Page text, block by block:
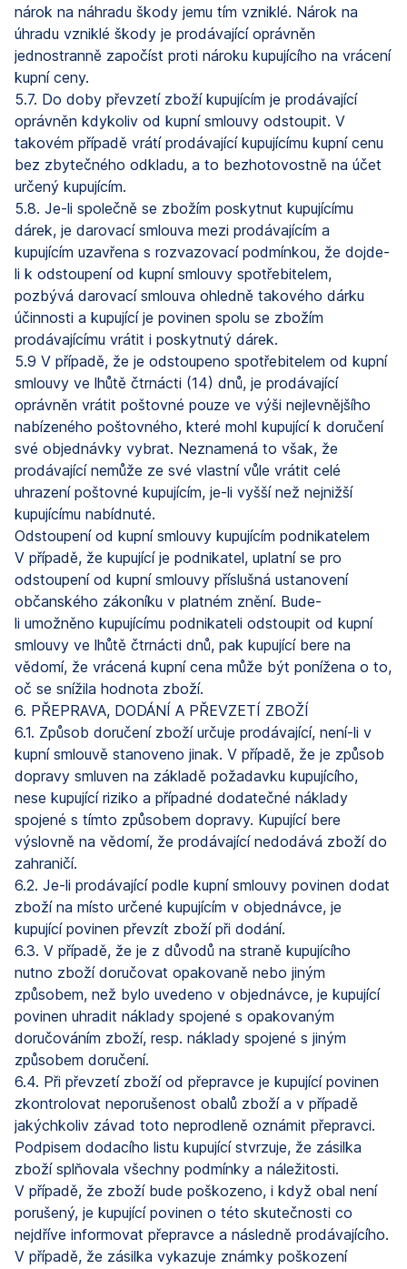
nárok na náhradu škody jemu tím vzniklé. Nárok na
úhradu vzniklé škody je prodávající oprávněn
jednostranně započíst proti nároku kupujícího na vrácení
kupní ceny.
5.7. Do doby převzetí zboží kupujícím je prodávající
oprávněn kdykoliv od kupní smlouvy odstoupit. V
takovém případě vrátí prodávající kupujícímu kupní cenu
bez zbytečného odkladu, a to bezhotovostně na účet
určený kupujícím.
5.8. Je-li společně se zbožím poskytnut kupujícímu
dárek, je darovací smlouva mezi prodávajícím a
kupujícím uzavřena s rozvazovací podmínkou, že dojde-
li k odstoupení od kupní smlouvy spotřebitelem,
pozbývá darovací smlouva ohledně takového dárku
účinnosti a kupující je povinen spolu se zbožím
prodávajícímu vrátit i poskytnutý dárek.
5.9 V případě, že je odstoupeno spotřebitelem od kupní
smlouvy ve lhůtě čtrnácti (14) dnů, je prodávající
oprávněn vrátit poštovné pouze ve výši nejlevnějšího
nabízeného poštovného, které mohl kupující k doručení
své objednávky vybrat. Neznamená to však, že
prodávající nemůže ze své vlastní vůle vrátit celé
uhrazení poštovné kupujícím, je-li vyšší než nejnižší
kupujícímu nabídnuté.
Odstoupení od kupní smlouvy kupujícím podnikatelem
V případě, že kupující je podnikatel, uplatní se pro
odstoupení od kupní smlouvy příslušná ustanovení
občanského zákoníku v platném znění. Bude-
li umožněno kupujícímu podnikateli odstoupit od kupní
smlouvy ve lhůtě čtrnácti dnů, pak kupující bere na
vědomí, že vrácená kupní cena může být ponížena o to,
oč se snížila hodnota zboží.
6. PŘEPRAVA, DODÁNÍ A PŘEVZETÍ ZBOŽÍ
6.1. Způsob doručení zboží určuje prodávající, není-li v
kupní smlouvě stanoveno jinak. V případě, že je způsob
dopravy smluven na základě požadavku kupujícího,
nese kupující riziko a případné dodatečné náklady
spojené s tímto způsobem dopravy. Kupující bere
výslovně na vědomí, že prodávající nedodává zboží do
zahraničí.
6.2. Je-li prodávající podle kupní smlouvy povinen dodat
zboží na místo určené kupujícím v objednávce, je
kupující povinen převzít zboží při dodání.
6.3. V případě, že je z důvodů na straně kupujícího
nutno zboží doručovat opakovaně nebo jiným
způsobem, než bylo uvedeno v objednávce, je kupující
povinen uhradit náklady spojené s opakovaným
doručováním zboží, resp. náklady spojené s jiným
způsobem doručení.
6.4. Při převzetí zboží od přepravce je kupující povinen
zkontrolovat neporušenost obalů zboží a v případě
jakýchkoliv závad toto neprodleně oznámit přepravci.
Podpisem dodacího listu kupující stvrzuje, že zásilka
zboží splňovala všechny podmínky a náležitosti.
V případě, že zboží bude poškozeno, i když obal není
porušený, je kupující povinen o této skutečnosti co
nejdříve informovat přepravce a následně prodávajícího.
V případě, že zásilka vykazuje známky poškození